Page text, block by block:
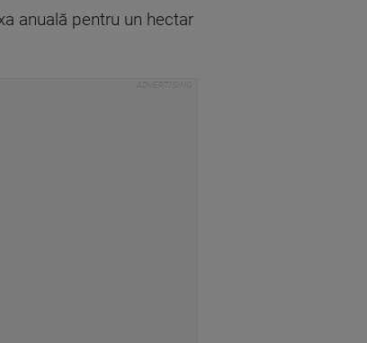
anuală pentru un hectar